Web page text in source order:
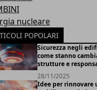
nucleare
POPOLARI
Sicurezza negli
come stanno
strutture e
28/11/2025
Idee per rinnovare